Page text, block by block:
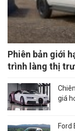
Phiên bản giới
trình làng thị
giá
Ford